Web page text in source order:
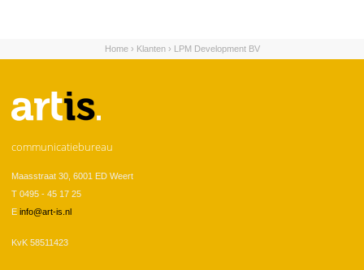
U bent hier
Home› Klanten› LPM Development BV
communicatiebureau
Maasstraat 30, 6001 ED Weert
T 0495 - 45 17 25
E info@art-is.nl
KvK 58511423